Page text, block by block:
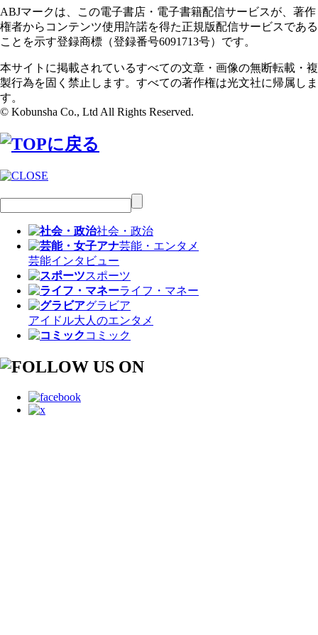
ABJマークは、この電子書店・電子書籍配信サービスが、著作
権者からコンテンツ使用許諾を得た正規版配信サービスである
ことを示す登録商標（登録番号6091713号）です。
本サイトに掲載されているすべての文章・画像の無断転載・複
製行為を固く禁止します。すべての著作権は光文社に帰属しま
す。
© Kobunsha Co., Ltd All Rights Reserved.
社会・政治
芸能・エンタメ
芸能インタビュー
スポーツ
ライフ・マネー
グラビア
アイドル大人のエンタメ
コミック